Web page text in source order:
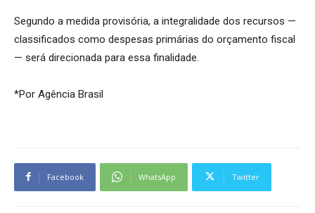
Segundo a medida provisória, a integralidade dos recursos —
classificados como despesas primárias do orçamento fiscal
— será direcionada para essa finalidade.
*Por Agência Brasil
Facebook WhatsApp Twitter